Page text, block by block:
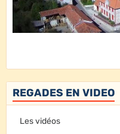
REGADES EN VIDEO
Les vidéos